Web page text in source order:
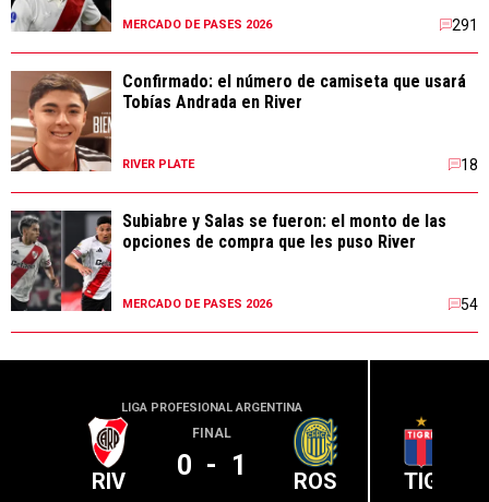
MERCADO DE PASES 2026 291
Confirmado: el número de camiseta que usará
Tobías Andrada en River
RIVER PLATE 18
Subiabre y Salas se fueron: el monto de las
opciones de compra que les puso River
MERCADO DE PASES 2026 54
LIGA PROFESIONAL ARGENTINA
RIV
FINAL
0 - 1 ROS TIG